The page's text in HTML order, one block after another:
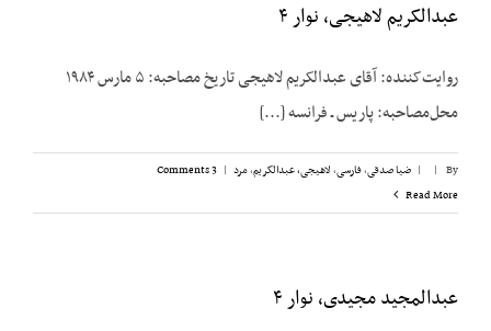
عبدالکریم لاهیجی، نوار ۴
روایت‌کننده: آقای عبدالکریم لاهیجی تاریخ مصاحبه: ۵ مارس ۱۹۸۴
محل‌مصاحبه: پاریس ـ فرانسه [...]
By
|
| ضیا صدقی,فارسی,لاهیجی، عبدالکریم,مرد |
3 Comments
Read More
عبدالمجید مجیدی، نوار ۴